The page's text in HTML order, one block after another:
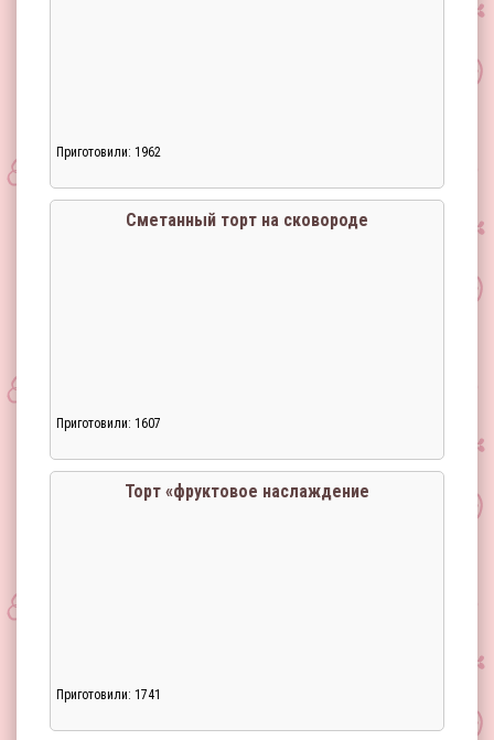
Приготовили: 1962
Сметанный торт на сковороде
Приготовили: 1607
Торт «фруктовое наслаждение
Приготовили: 1741